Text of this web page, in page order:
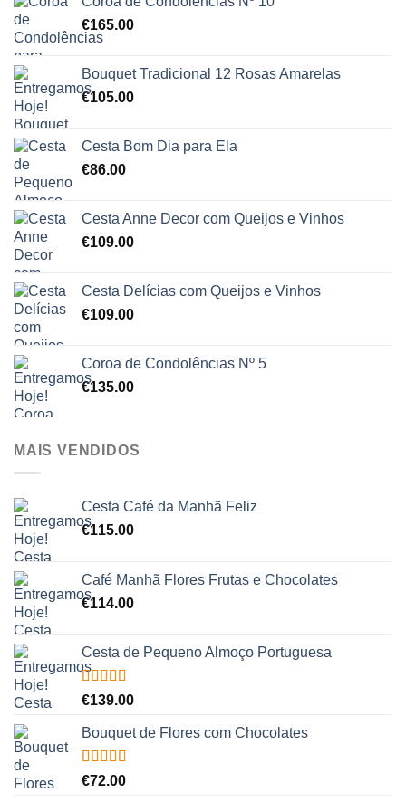
€165.00
Bouquet Tradicional 12 Rosas Amarelas
€105.00
Cesta Bom Dia para Ela
€86.00
Cesta Anne Decor com Queijos e Vinhos
€109.00
Cesta Delícias com Queijos e Vinhos
€109.00
Coroa de Condolências Nº 5
€135.00
MAIS VENDIDOS
Cesta Café da Manhã Feliz
€115.00
Café Manhã Flores Frutas e Chocolates
€114.00
Cesta de Pequeno Almoço Portuguesa
Avaliação
€139.00
Bouquet de Flores com Chocolates
Avaliação
€72.00